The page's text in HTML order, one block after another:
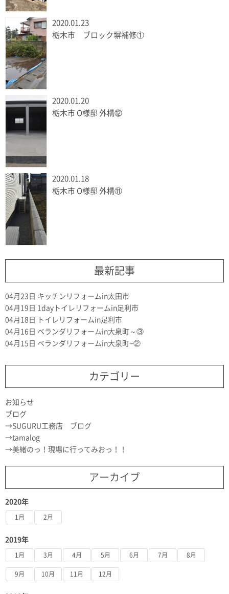
2020.01.23
栃木市 ブロック塀補修①
2020.01.20
栃木市 O様邸 外構⑫
2020.01.18
栃木市 O様邸 外構⑪
最新記事
04月23日 キッチンリフォームin太田市
04月19日 1dayトイレリフォームin足利市
04月18日
トイレリフォームin足利市
04月16日 ベランダリフォームin大泉町～③
04月15日 ベランダリフォームin大泉町~②
カテゴリー
お知らせ
ブログ
SUGURU工務店 ブログ
tamalog
美緒のっ！現場に行ってみおっ！！
アーカイブ
2020年
1月 2月
2019年
1月 3月 4月 5月 6月 7月 8月
9月 10月 11月 12月